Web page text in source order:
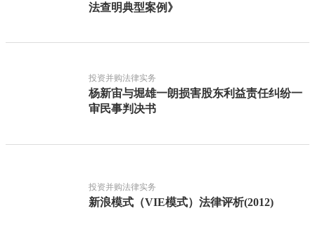
法查明典型案例》
投资并购法律实务
杨新宙与堀雄一朗损害股东利益责任纠纷一
审民事判决书
投资并购法律实务
新浪模式（VIE模式）法律评析(2012)